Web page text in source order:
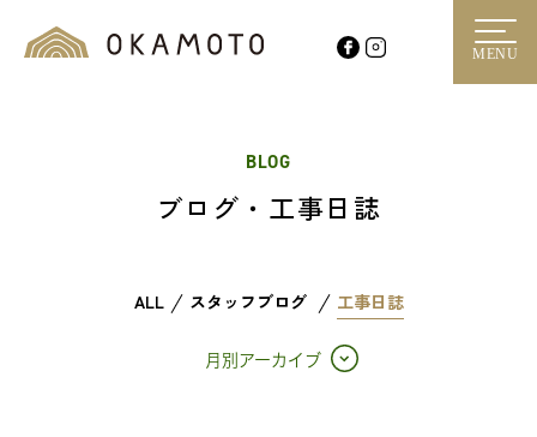
MENU
BLOG
ブログ・工事日誌
ALL スタッフブログ 工事日誌
月別アーカイブ